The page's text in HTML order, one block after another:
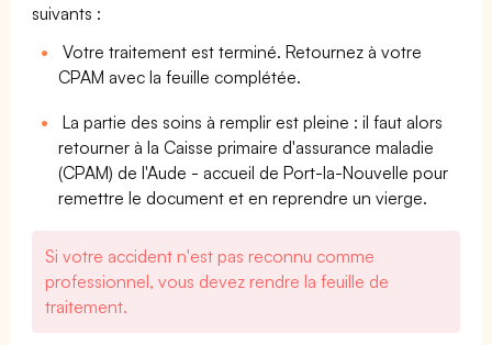
suivants :
Votre traitement est terminé. Retournez à votre
CPAM avec la feuille complétée.
La partie des soins à remplir est pleine : il faut alors
retourner à la Caisse primaire d'assurance maladie
(CPAM) de l'Aude - accueil de Port-la-Nouvelle pour
remettre le document et en reprendre un vierge.
Si votre accident n'est pas reconnu comme
professionnel, vous devez rendre la feuille de
traitement.